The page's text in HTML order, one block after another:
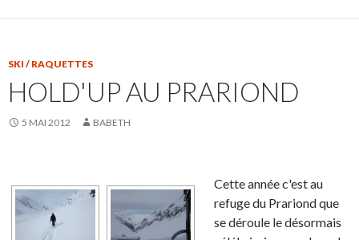
SKI / RAQUETTES
HOLD'UP AU PRARIOND
5 MAI 2012 BABETH
Cette année c'est au
refuge du Prariond que
se déroule le désormais